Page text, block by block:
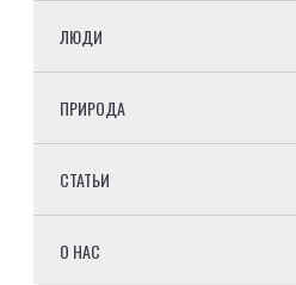
ЛЮДИ
ПРИРОДА
СТАТЬИ
О НАС